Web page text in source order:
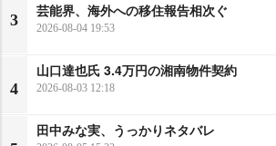
3
芸能界、海外への移住報告相次ぐ
2026-08-04 19:53
4
山口達也氏 3.4万円の湘南物件契約
2026-08-03 12:18
田中みな実、うっかりネタバレ